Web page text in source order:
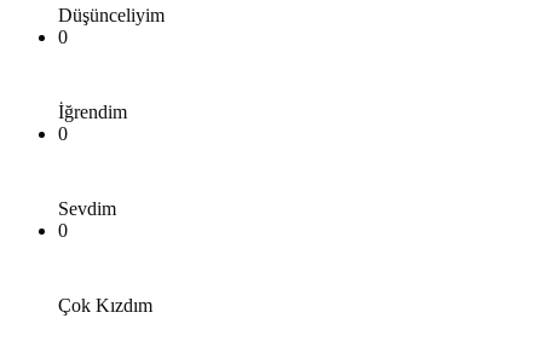
Düşünceliyim
0
İğrendim
0
Sevdim
0
Çok Kızdım